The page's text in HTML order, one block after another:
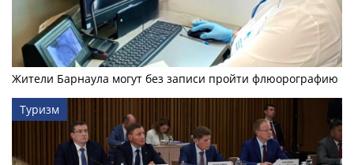
Жители Барнаула могут без записи пройти флюорографию
Туризм